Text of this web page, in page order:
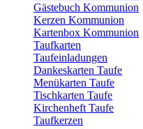
Gästebuch Kommunion
Kerzen Kommunion
Kartenbox Kommunion
Taufkarten
Taufeinladungen
Dankeskarten Taufe
Menükarten Taufe
Tischkarten Taufe
Kirchenheft Taufe
Taufkerzen